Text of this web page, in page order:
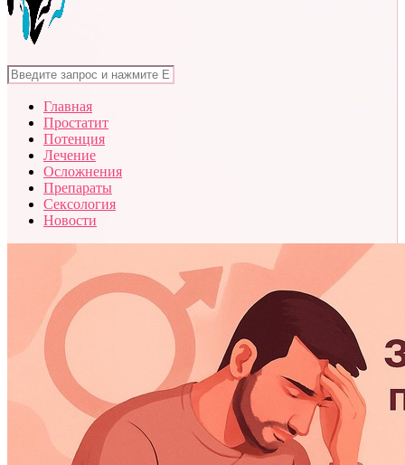
Главная
Простатит
Потенция
Лечение
Осложнения
Препараты
Сексология
Новости